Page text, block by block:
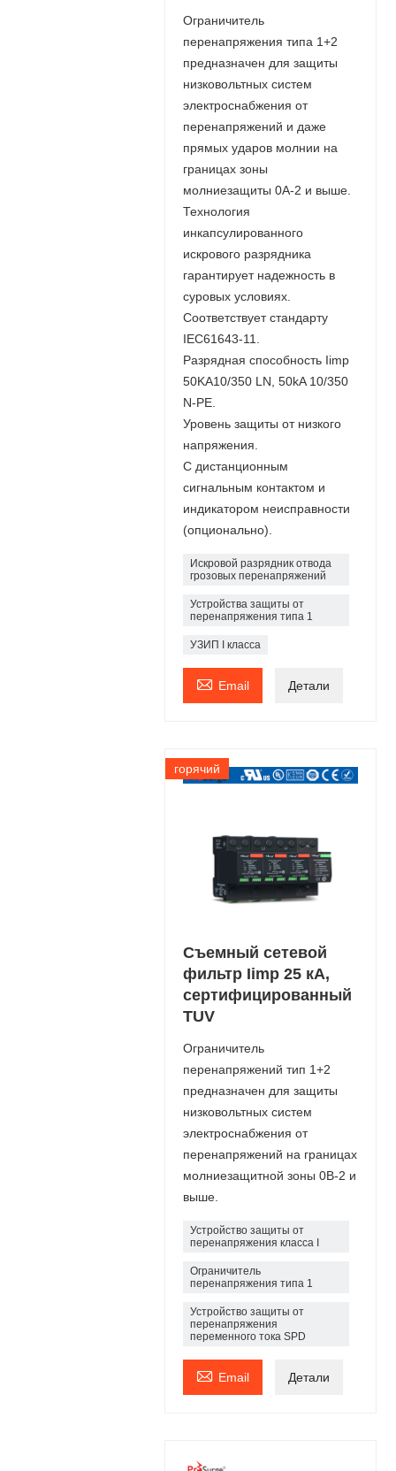
Ограничитель
перенапряжения типа 1+2
предназначен для защиты
низковольтных систем
электроснабжения от
перенапряжений и даже
прямых ударов молнии на
границах зоны
молниезащиты 0А-2 и выше.
Технология
инкапсулированного
искрового разрядника
гарантирует надежность в
суровых условиях.
Соответствует стандарту
IEC61643-11.
Разрядная способность Iimp
50KA10/350 LN, 50kA 10/350
N-PE.
Уровень защиты от низкого
напряжения.
С дистанционным
сигнальным контактом и
индикатором неисправности
(опционально).
Искровой разрядник отвода
грозовых перенапряжений
Устройства защиты от
перенапряжения типа 1
УЗИП I класса
 Email Детали
горячий
Съемный сетевой
фильтр Iimp 25 кА,
сертифицированный
TUV
Ограничитель
перенапряжений тип 1+2
предназначен для защиты
низковольтных систем
электроснабжения от
перенапряжений на границах
молниезащитной зоны 0В-2 и
выше.
Устройство защиты от
перенапряжения класса I
Ограничитель
перенапряжения типа 1
Устройство защиты от
перенапряжения
переменного тока SPD
 Email Детали